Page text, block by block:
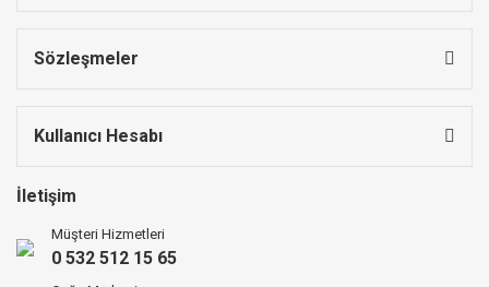
Sözleşmeler
Kullanıcı Hesabı
İletişim
Müşteri Hizmetleri
0 532 512 15 65